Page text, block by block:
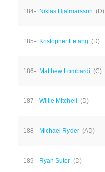
184- Niklas Hjalmarsson (D)
185- Kristopher Letang (D)
186- Matthew Lombardi (C)
187- Willie Mitchell (D)
188- Michael Ryder (AD)
189- Ryan Suter (D)